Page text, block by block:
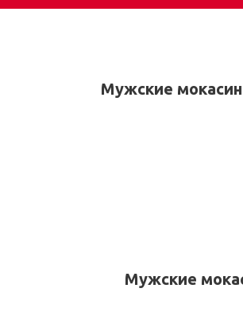
Мужские
Мужские